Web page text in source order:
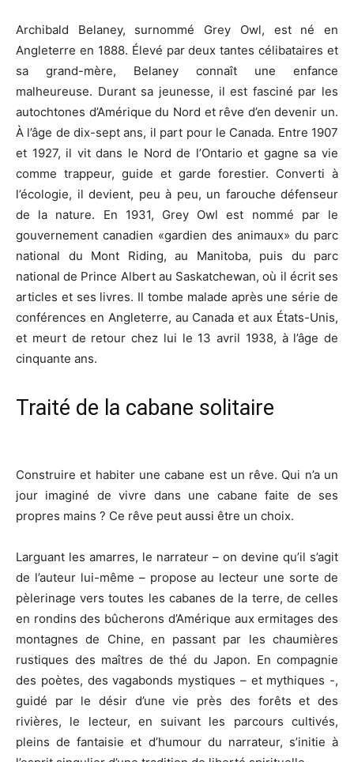
Archibald Belaney, surnommé Grey Owl, est né en
Angleterre en 1888. Élevé par deux tantes célibataires et
sa grand-mère, Belaney connaît une enfance
malheureuse. Durant sa jeunesse, il est fasciné par les
autochtones d’Amérique du Nord et rêve d’en devenir un.
À l’âge de dix-sept ans, il part pour le Canada. Entre 1907
et 1927, il vit dans le Nord de l’Ontario et gagne sa vie
comme trappeur, guide et garde forestier. Converti à
l’écologie, il devient, peu à peu, un farouche défenseur
de la nature. En 1931, Grey Owl est nommé par le
gouvernement canadien «gardien des animaux» du parc
national du Mont Riding, au Manitoba, puis du parc
national de Prince Albert au Saskatchewan, où il écrit ses
articles et ses livres. Il tombe malade après une série de
conférences en Angleterre, au Canada et aux États-Unis,
et meurt de retour chez lui le 13 avril 1938, à l’âge de
cinquante ans.
Traité de la cabane solitaire
Construire et habiter une cabane est un rêve. Qui n’a un
jour imaginé de vivre dans une cabane faite de ses
propres mains ? Ce rêve peut aussi être un choix.
Larguant les amarres, le narrateur – on devine qu’il s’agit
de l’auteur lui-même – propose au lecteur une sorte de
pèlerinage vers toutes les cabanes de la terre, de celles
en rondins des bûcherons d’Amérique aux ermitages des
montagnes de Chine, en passant par les chaumières
rustiques des maîtres de thé du Japon. En compagnie
des poètes, des vagabonds mystiques – et mythiques -,
guidé par le désir d’une vie près des forêts et des
rivières, le lecteur, en suivant les parcours cultivés,
pleins de fantaisie et d’humour du narrateur, s’initie à